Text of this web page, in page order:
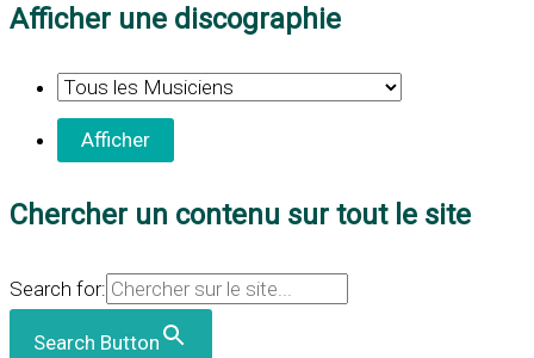
Afficher une discographie
Chercher un contenu sur tout le site
Search for:
Search Button